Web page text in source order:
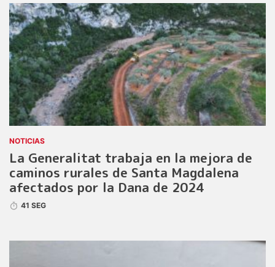
NOTICIAS
La Generalitat trabaja en la mejora de
caminos rurales de Santa Magdalena
afectados por la Dana de 2024
41 SEG